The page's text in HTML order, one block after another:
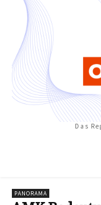
Das
PANORAMA